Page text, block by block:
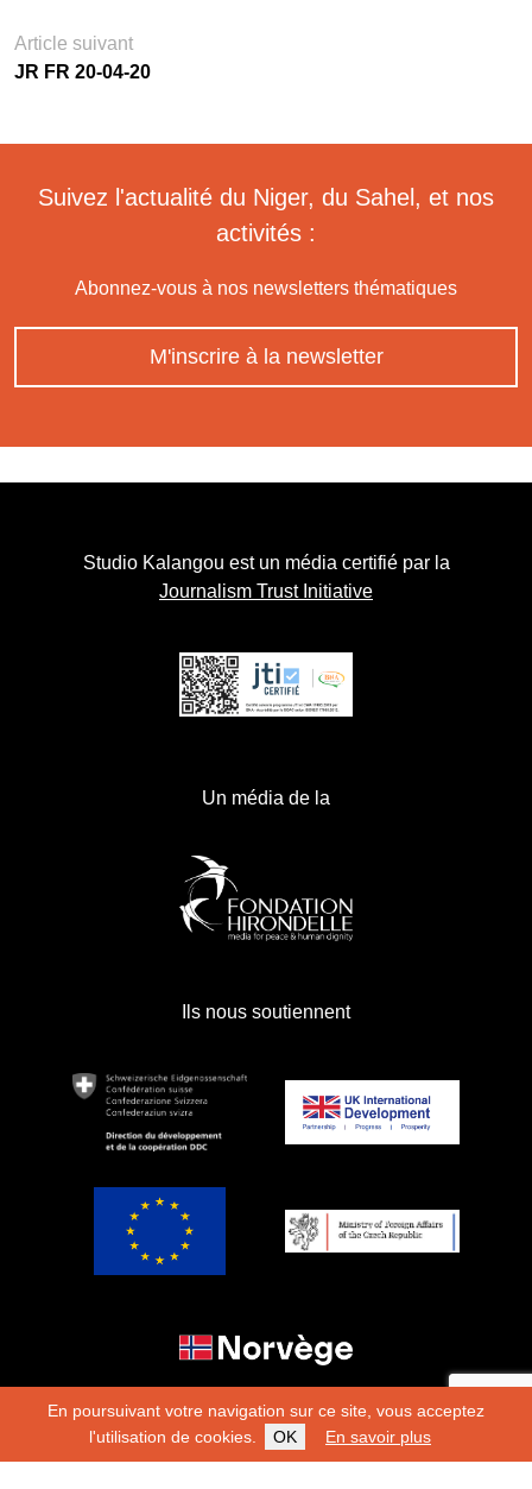
En poursuivant votre navigation sur ce site, vous acceptez
l'utilisation de cookies.
OK En savoir plus
Article suivant
JR FR 20-04-20
Suivez l'actualité du Niger, du Sahel, et nos
activités :
Abonnez-vous à nos newsletters thématiques
M'inscrire à la newsletter
Studio Kalangou est un média certifié par la
Journalism Trust Initiative
Un média de la
Ils nous soutiennent